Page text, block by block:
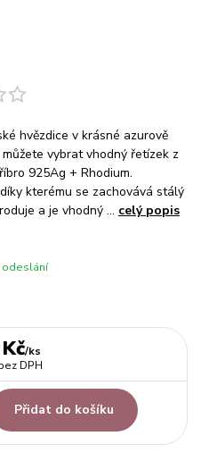
hvězdice v krásné azurově
vybrat vhodný řetízek z
925Ag + Rhodium.
kterému se zachovává stálý
a je vhodný ... celý popis
odeslání
/ks
DPH
Přidat do košíku